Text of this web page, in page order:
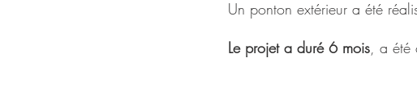
Un ponton extérieur a été
Le projet a duré 6 mois, a été